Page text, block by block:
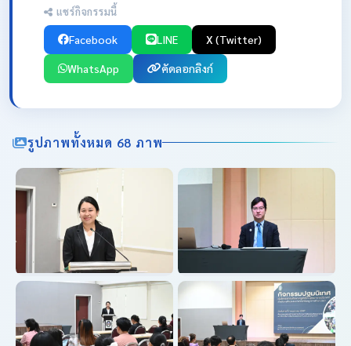
แชร์กิจกรรมนี้
Facebook LINE X (Twitter)
WhatsApp คัดลอกลิงก์
รูปภาพทั้งหมด 68 ภาพ